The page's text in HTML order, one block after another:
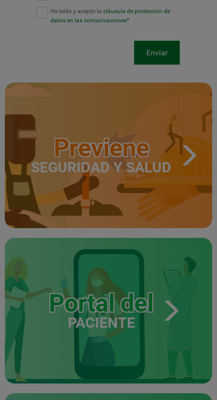
He leído y acepto la cláusula de protección de
datos en las comunicaciones*
Enviar
Previene
SEGURIDAD Y SALUD
Portal del
PACIENTE